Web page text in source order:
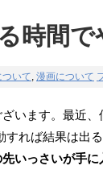
時間で
ついて, 漫画について
ざいます。最近
すれば結果は出
いっさいが手に